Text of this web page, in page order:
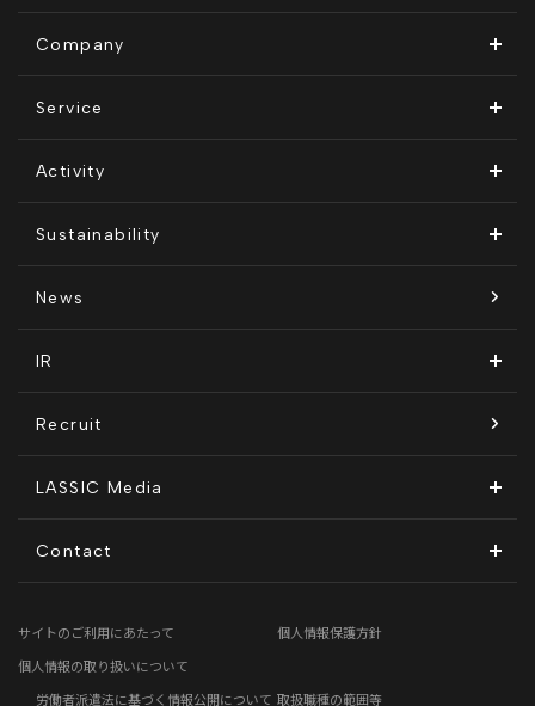
Company
ビジョン・ミッション
会社概要
沿革
Service
Remogu（リモグ）・リラシク
Remoguフリーランス
Activity
メディア運営
テレリモ総研
Sustainability
SDGsに対する取り組み
コンプライアンス推進体制
News
IR
開示情報
コーポレート・ガバナンス
Recruit
LASSIC Media
地方創生コラム
お客さまの声
Contact
サイトのご利用にあたって
個人情報保護方針
個人情報の取り扱いについて
労働者派遣法に基づく情報公開について 取扱職種の範囲等